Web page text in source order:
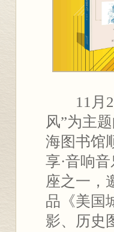
11月
风”为主
海图书馆
享·音响
座之一，
品《美国
影、历史